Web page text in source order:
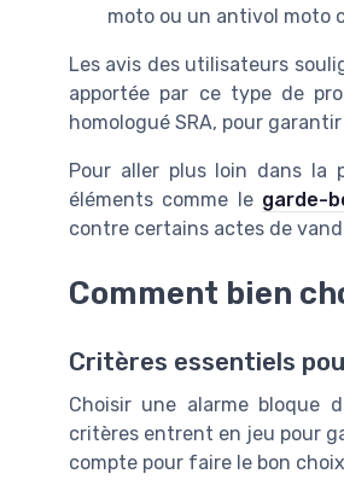
moto ou un antivol moto
Les avis des utilisateurs
apportée par ce type de
homologué SRA, pour
Pour aller plus loin dans la
éléments comme le garde-
contre certains actes de
Comment bien
Critères essentiels
Choisir une alarme bloque
critères entrent en jeu pour
compte pour faire le bon